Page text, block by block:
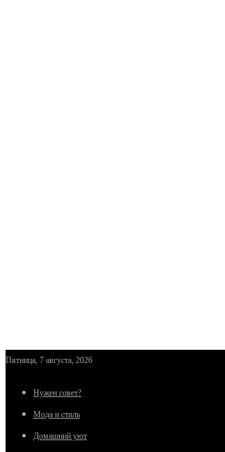
Пятница, 7 августа, 2026
Нужен совет?
Мода и стиль
Домашний уют